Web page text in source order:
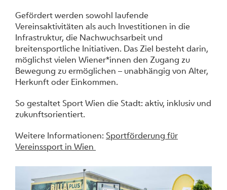
Gefördert werden sowohl laufende
Vereinsaktivitäten als auch Investitionen in die
Infrastruktur, die Nachwuchsarbeit und
breitensportliche Initiativen. Das Ziel besteht darin,
möglichst vielen Wiener*innen den Zugang zu
Bewegung zu ermöglichen – unabhängig von Alter,
Herkunft oder Einkommen.
So gestaltet Sport Wien die Stadt: aktiv, inklusiv und
zukunftsorientiert.
Weitere Informationen: Sportförderung für
Vereinssport in Wien